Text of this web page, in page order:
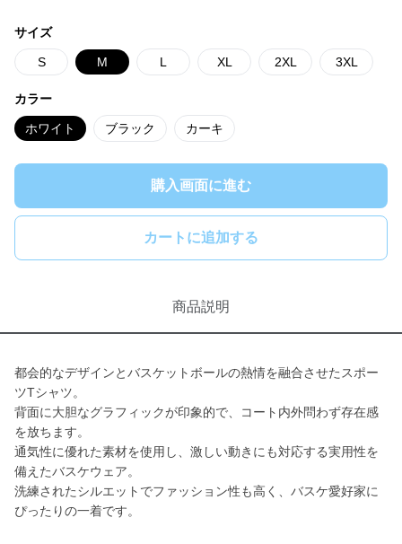
サイズ
S M L XL 2XL 3XL
カラー
ホワイト ブラック カーキ
購入画面に進む
カートに追加する
商品説明
都会的なデザインとバスケットボールの熱情を融合させたスポー
ツTシャツ。
背面に大胆なグラフィックが印象的で、コート内外問わず存在感
を放ちます。
通気性に優れた素材を使用し、激しい動きにも対応する実用性を
備えたバスケウェア。
洗練されたシルエットでファッション性も高く、バスケ愛好家に
ぴったりの一着です。